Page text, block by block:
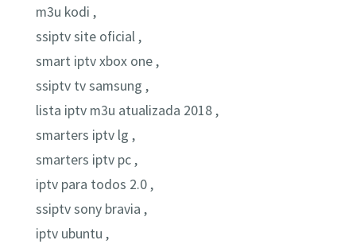
m3u kodi ,
ssiptv site oficial ,
smart iptv xbox one ,
ssiptv tv samsung ,
lista iptv m3u atualizada 2018 ,
smarters iptv lg ,
smarters iptv pc ,
iptv para todos 2.0 ,
ssiptv sony bravia ,
iptv ubuntu ,